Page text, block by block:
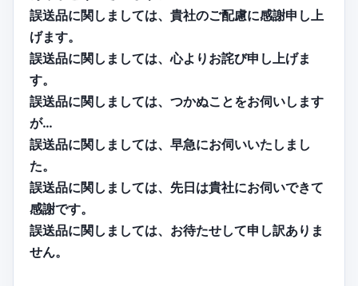
誤送品に関しましては、貴社のご配慮に感謝申し上
げます。
誤送品に関しましては、心よりお詫び申し上げま
す。
誤送品に関しましては、つかぬことをお伺いします
が…
誤送品に関しましては、早急にお伺いいたしまし
た。
誤送品に関しましては、先日は貴社にお伺いできて
感謝です。
誤送品に関しましては、お待たせして申し訳ありま
せん。